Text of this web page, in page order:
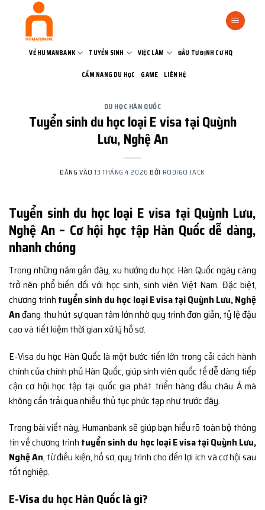
VỀ HUMANBANK TUYỂN SINH VIỆC LÀM ĐẦU TƯ ĐỊNH CƯ HQ
CẨM NANG DU HỌC GAME LIÊN HỆ
DU HỌC HÀN QUỐC
Tuyển sinh du học loại E visa tại Quỳnh
Lưu, Nghệ An
ĐĂNG VÀO13 THÁNG 4 2026 BỞI RODIGO JACK
Tuyển sinh du học loại E visa tại Quỳnh Lưu,
Nghệ An – Cơ hội học tập Hàn Quốc dễ dàng,
nhanh chóng
Trong những năm gần đây, xu hướng du học Hàn Quốc ngày càng
trở nên phổ biến đối với học sinh, sinh viên Việt Nam. Đặc biệt,
chương trình tuyển sinh du học loại E visa tại Quỳnh Lưu, Nghệ
Anđang thu hút sự quan tâm lớn nhờ quy trình đơn giản, tỷ lệ đậu
cao và tiết kiệm thời gian xử lý hồ sơ.
E-Visa du học Hàn Quốc là một bước tiến lớn trong cải cách hành
chính của chính phủ Hàn Quốc, giúp sinh viên quốc tế dễ dàng tiếp
cận cơ hội học tập tại quốc gia phát triển hàng đầu châu Á mà
không cần trải qua nhiều thủ tục phức tạp như trước đây.
Trong bài viết này, Humanbank sẽ giúp bạn hiểu rõ toàn bộ thông
tin về chương trình tuyển sinh du học loại E visa tại Quỳnh Lưu,
Nghệ An, từ điều kiện, hồ sơ, quy trình cho đến lợi ích và cơ hội sau
tốt nghiệp.
E-Visa du học Hàn Quốc là gì?